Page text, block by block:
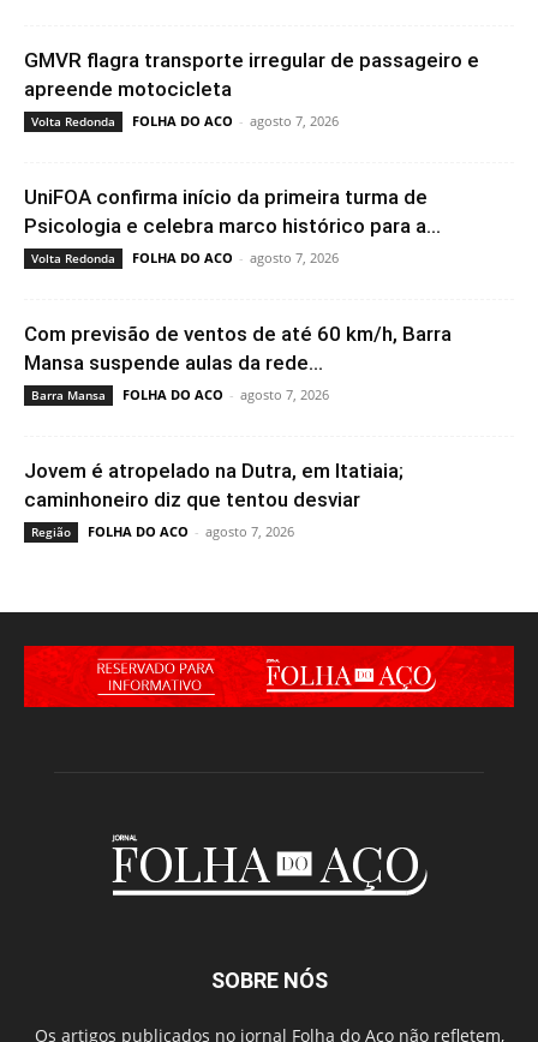
GMVR flagra transporte irregular de passageiro e
apreende motocicleta
Volta Redonda FOLHA DO ACO - agosto 7, 2026
UniFOA confirma início da primeira turma de
Psicologia e celebra marco histórico para a...
Volta Redonda FOLHA DO ACO - agosto 7, 2026
Com previsão de ventos de até 60 km/h, Barra
Mansa suspende aulas da rede...
Barra Mansa FOLHA DO ACO - agosto 7, 2026
Jovem é atropelado na Dutra, em Itatiaia;
caminhoneiro diz que tentou desviar
Região FOLHA DO ACO - agosto 7, 2026
SOBRE NÓS
Os artigos publicados no jornal Folha do Aço não refletem,